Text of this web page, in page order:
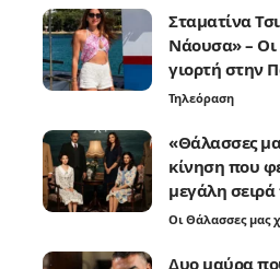
Σταματίνα
Νάουσα» – Οι
γιορτή στην
Τηλεόραση
«Θάλασσες
κίνηση που
μεγάλη σειρά
Οι Θάλασσες μας
Δυο μαύρα